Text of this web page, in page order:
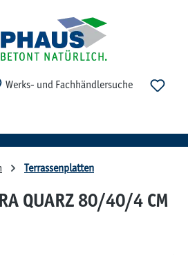
Werks- und Fachhändlersuche Du
0 Positionen. Der Gesamtwert
Terrassenplatten
QUARZ 80/40/4 CM